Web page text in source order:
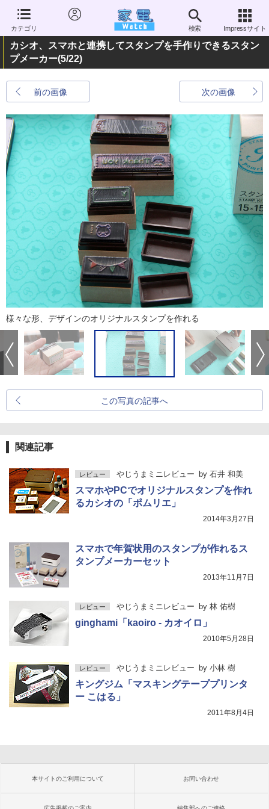
カテゴリ 検索 Impressサイト
カシオ、スマホと連携してスタンプを手作りできるスタン
プメーカー(5/22)
前の画像 次の画像
様々な形、デザインのオリジナルスタンプを作れる
この写真の記事へ
関連記事
レビュー やじうまミニレビュー by 石井 和美
スマホやPCでオリジナルスタンプを作れ
るカシオの「ポムリエ」
2014年3月27日
スマホで年賀状用のスタンプが作れるス
タンプメーカーセット
2013年11月7日
レビュー やじうまミニレビュー by 林 佑樹
ginghami「kaoiro - カオイロ」
2010年5月28日
レビュー やじうまミニレビュー by 小林 樹
キングジム「マスキングテーププリンタ
ー こはる」
2011年8月4日
本サイトのご利用について お問い合わせ